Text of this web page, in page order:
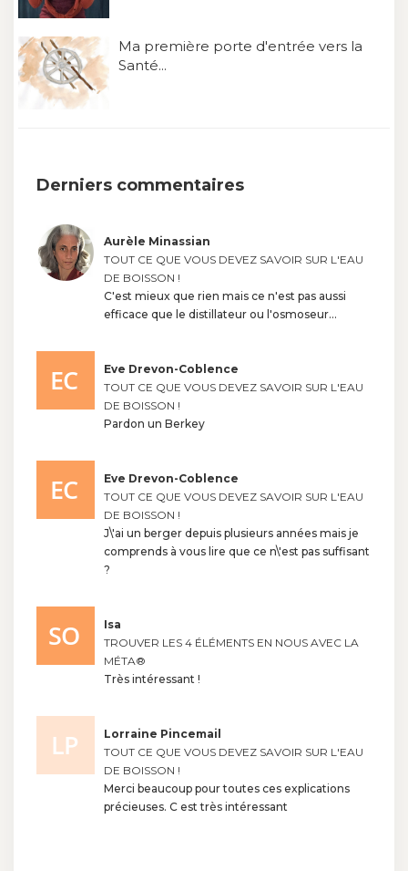
Ma première porte d'entrée vers la
Santé...
Derniers commentaires
Aurèle Minassian
TOUT CE QUE VOUS DEVEZ SAVOIR SUR L'EAU
DE BOISSON !
C'est mieux que rien mais ce n'est pas aussi
efficace que le distillateur ou l'osmoseur...
Eve Drevon-Coblence
TOUT CE QUE VOUS DEVEZ SAVOIR SUR L'EAU
DE BOISSON !
Pardon un Berkey
Eve Drevon-Coblence
TOUT CE QUE VOUS DEVEZ SAVOIR SUR L'EAU
DE BOISSON !
J\'ai un berger depuis plusieurs années mais je
comprends à vous lire que ce n\'est pas suffisant
?
Isa
TROUVER LES 4 ÉLÉMENTS EN NOUS AVEC LA
MÉTA®
Très intéressant !
Lorraine Pincemail
TOUT CE QUE VOUS DEVEZ SAVOIR SUR L'EAU
DE BOISSON !
Merci beaucoup pour toutes ces explications
précieuses. C est très intéressant